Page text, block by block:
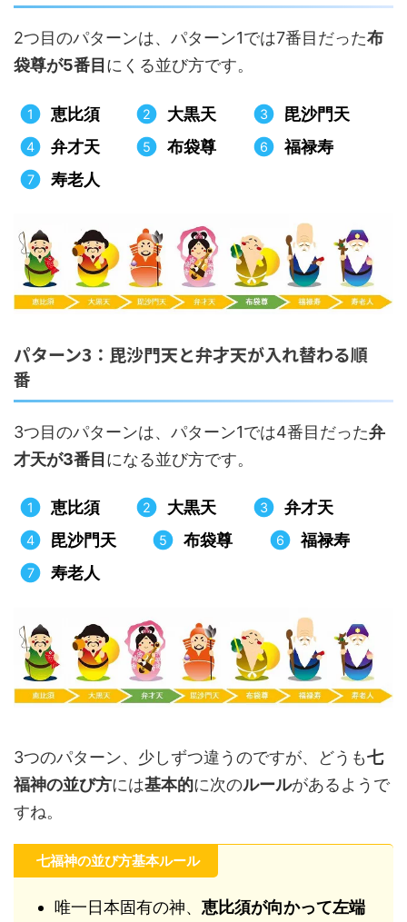
2つ目のパターンは、パターン1では7番目だった布
袋尊が5番目 にくる並び方です。
恵比須 大黒天
毘沙門天
弁才天
布袋尊
福禄寿
寿老人
パターン3：毘沙門天と弁才天が入れ替わる順
番
3つ目のパターンは、パターン1では4番目だった弁
才天が3番目になる並び方です。
恵比須 大黒天
弁才天
毘沙門天
布袋尊
福禄寿
寿老人
3つのパターン、少しずつ違うのですが、どうも七
福神の並び方には基本的に次のルールがあるようで
すね。
七福神の並び方基本ルール
唯一日本固有の神、 恵比須が向かって左端